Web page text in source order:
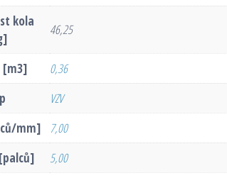
kola
46,25
[m3]
0,36
VZV
mm]
7,00
5,00